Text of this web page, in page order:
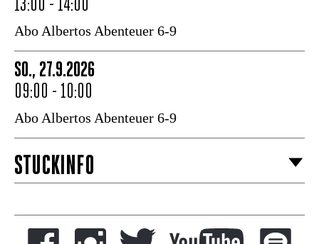
13:00 - 14:00
Abo Albertos Abenteuer 6-9
SO., 27.9.2026
09:00 - 10:00
Abo Albertos Abenteuer 6-9
STÜCKINFO